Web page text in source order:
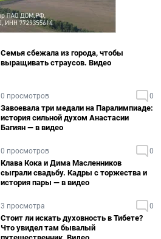
Семья сбежала из города, чтобы
выращивать страусов. Видео
0 просмотров 0
Завоевала три медали на Паралимпиаде:
история сильной духом Анастасии
Багиян — в видео
0 просмотров 0
Клава Кока и Дима Масленников
сыграли свадьбу. Кадры с торжества и
история пары — в видео
3 просмотра 0
Стоит ли искать духовность в Тибете?
Что увидел там бывалый